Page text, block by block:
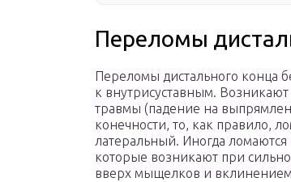
Переломы
Переломы дистального конца
к внутрисуставным.
травмы (падение на
конечности, то, как правило,
латеральный. Иногда
которые возникают при
вверх мыщелков и